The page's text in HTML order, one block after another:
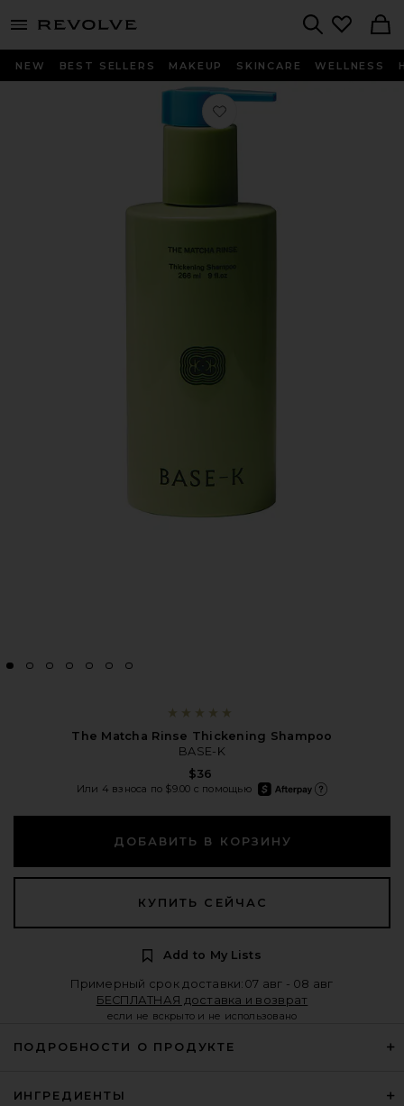
menu - shows more content
NEW BEST SELLERS MAKEUP SKINCARE WELLNESS
Любимое The Matcha Rinse
The Matcha Rinse Thickening Shampoo
BASE-K
$36
Или 4 взноса по $9.00 с помощью
afterpay
ДОБАВИТЬ В КОРЗИНУ
КУПИТЬ СЕЙЧАС
Add to My Lists
Примерный срок доставки:07 авг - 08 авг
БЕСПЛАТНАЯ доставка и возврат
если не вскрыто и не использовано
ПОДРОБНОСТИ О ПРОДУКТЕ
ИНГРЕДИЕНТЫ